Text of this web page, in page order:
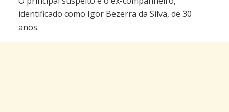
identificado como Igor Bezerra da Silva, de 30
anos.